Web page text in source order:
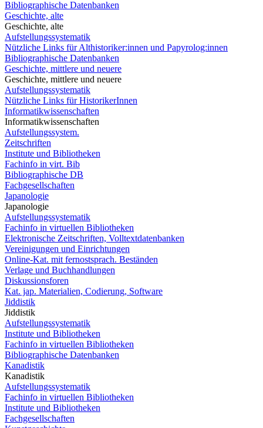
Bibliographische Datenbanken
Geschichte, alte
Geschichte, alte
Aufstellungssystematik
Nützliche Links für Althistoriker:innen und Papyrolog:innen
Bibliographische Datenbanken
Geschichte, mittlere und neuere
Geschichte, mittlere und neuere
Aufstellungssystematik
Nützliche Links für HistorikerInnen
Informatikwissenschaften
Informatikwissenschaften
Aufstellungssystem.
Zeitschriften
Institute und Bibliotheken
Fachinfo in virt. Bib
Bibliographische DB
Fachgesellschaften
Japanologie
Japanologie
Aufstellungssystematik
Fachinfo in virtuellen Bibliotheken
Elektronische Zeitschriften, Volltextdatenbanken
Vereinigungen und Einrichtungen
Online-Kat. mit fernostsprach. Beständen
Verlage und Buchhandlungen
Diskussionsforen
Kat. jap. Materialien, Codierung, Software
Jiddistik
Jiddistik
Aufstellungssystematik
Institute und Bibliotheken
Fachinfo in virtuellen Bibliotheken
Bibliographische Datenbanken
Kanadistik
Kanadistik
Aufstellungssystematik
Fachinfo in virtuellen Bibliotheken
Institute und Bibliotheken
Fachgesellschaften